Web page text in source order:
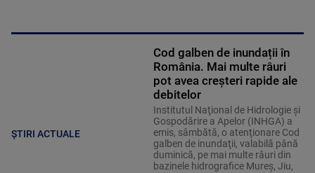
ȘTIRI ACTUALE
Cod galben de inundații în
România. Mai multe râuri
pot avea creșteri rapide ale
debitelor
Institutul Naţional de Hidrologie şi
Gospodărire a Apelor (INHGA) a
emis, sâmbătă, o atenţionare Cod
galben de inundaţii, valabilă până
duminică, pe mai multe râuri din
bazinele hidrografice Mureş, Jiu,